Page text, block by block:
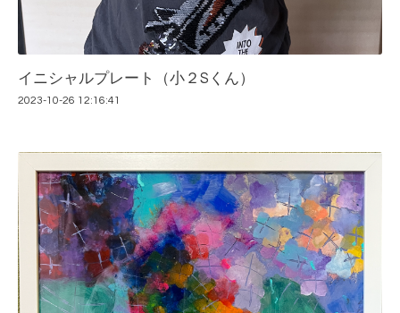
イニシャルプレート（小２Sくん）
2023-10-26 12:16:41